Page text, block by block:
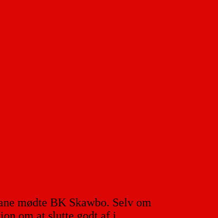
mødte BK Skawbo. Selv om